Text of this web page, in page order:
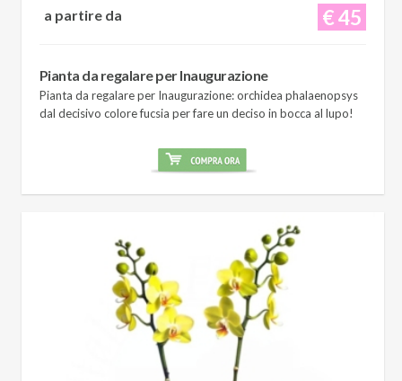
€ 45
a partire da
Pianta da regalare per Inaugurazione
Pianta da regalare per Inaugurazione: orchidea phalaenopsys
dal decisivo colore fucsia per fare un deciso in bocca al lupo!